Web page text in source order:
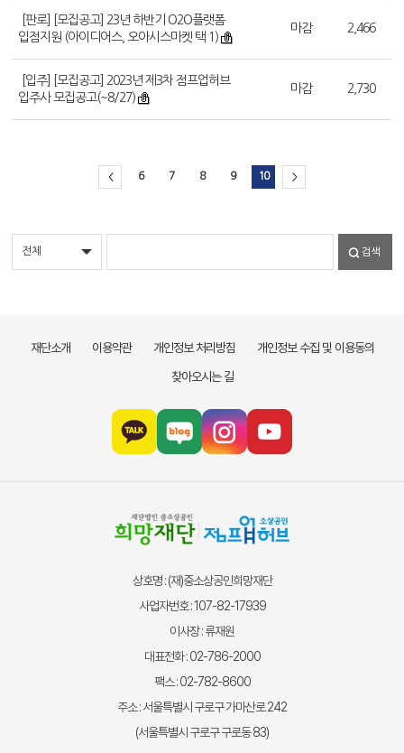
[판로] [모집공고] 23년 하반기 O2O플랫폼
입점지원 (아이디어스, 오아시스마켓 택 1)
마감 2,466
[입주] [모집공고] 2023년 제3차 점프업허브
입주사 모집공고(~8/27)
마감 2,730
< 6 7 8 9 10 >
검색
재단소개 이용약관 개인정보 처리방침
개인정보 수집 및 이용동의
찾아오시는 길
상호명 : (재)중소상공인희망재단
사업자번호 : 107-82-17939
이사장 : 류재원
대표전화 : 02-786-2000
팩스 : 02-782-8600
주소 : 서울특별시 구로구 가마산로 242
(서울특별시 구로구 구로동 83)